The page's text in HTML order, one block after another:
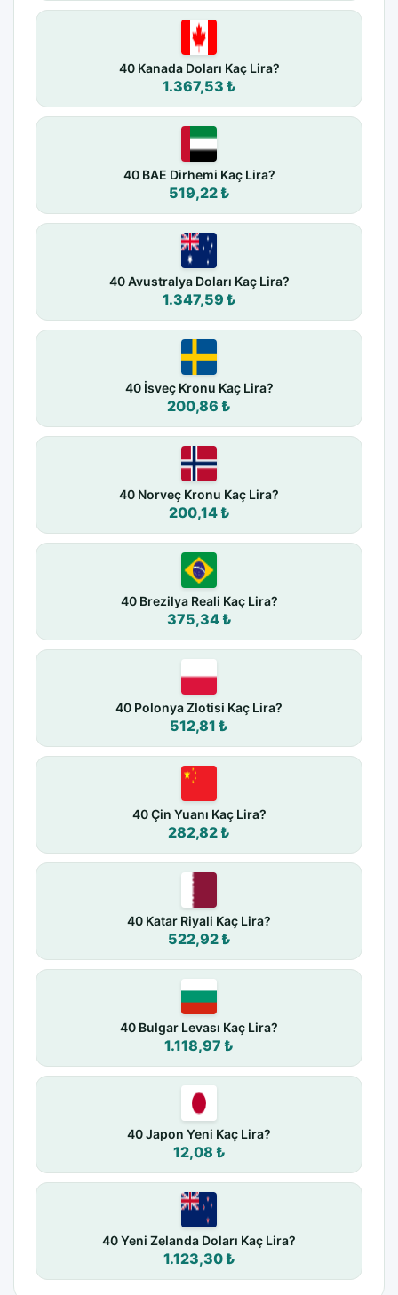
40 Kanada Doları Kaç Lira?
1.367,53 ₺
40 BAE Dirhemi Kaç Lira?
519,22 ₺
40 Avustralya Doları Kaç Lira?
1.347,59 ₺
40 İsveç Kronu Kaç Lira?
200,86 ₺
40 Norveç Kronu Kaç Lira?
200,14 ₺
40 Brezilya Reali Kaç Lira?
375,34 ₺
40 Polonya Zlotisi Kaç Lira?
512,81 ₺
40 Çin Yuanı Kaç Lira?
282,82 ₺
40 Katar Riyali Kaç Lira?
522,92 ₺
40 Bulgar Levası Kaç Lira?
1.118,97 ₺
40 Japon Yeni Kaç Lira?
12,08 ₺
40 Yeni Zelanda Doları Kaç Lira?
1.123,30 ₺